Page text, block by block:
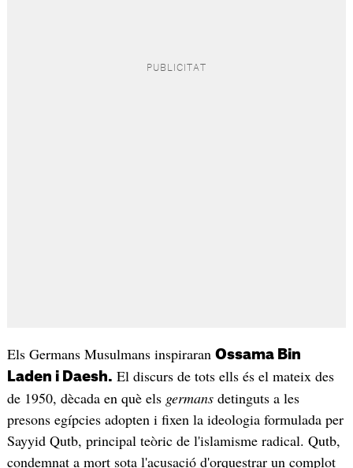
Els Germans Musulmans inspiraran Ossama Bin
Laden i Daesh. El discurs de tots ells és el mateix des
de 1950, dècada en què els germansdetinguts a les
presons egípcies adopten i fixen la ideologia formulada per
Sayyid Qutb, principal teòric de l'islamisme radical. Qutb,
condemnat a mort sota l'acusació d'orquestrar un complot